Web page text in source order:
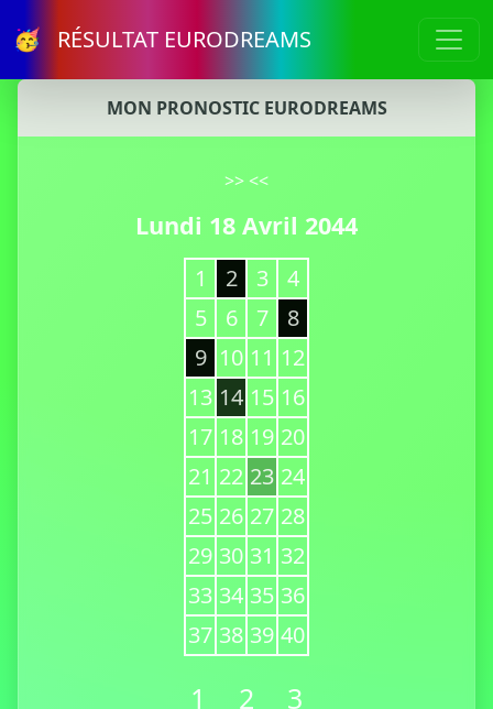
🥳 RÉSULTAT EURODREAMS
MON PRONOSTIC EURODREAMS
>> <<
Lundi 18 Avril 2044
1 2 3
4
5
6 7
8
9 10 11 12
13 14 15 16
17 18 19 20
21 22 23 24
25 26 27 28
29 30 31 32
33 34 35 36
37 38 39 40
1 2
3